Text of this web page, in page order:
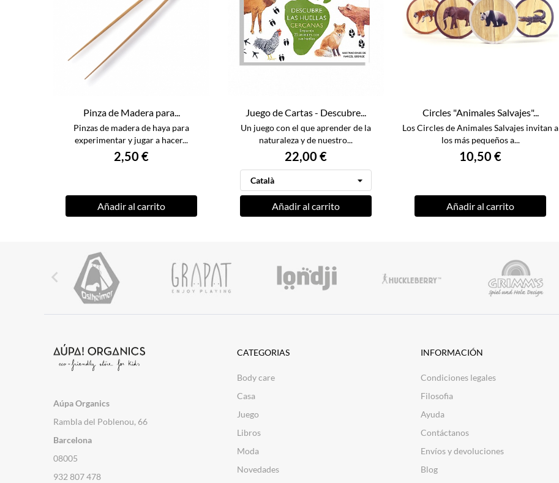
Pinza de Madera para...
Pinzas de madera de haya para
experimentar y jugar a hacer...
2,50 €
Añadir al carrito
Juego de Cartas - Descubre...
Un juego con el que aprender de la
naturaleza y de nuestro...
22,00 €
Añadir al carrito
Circles "Animales Salvajes"...
Los Circles de Animales Salvajes invitan a
los más pequeños a...
10,50 €
Añadir al carrito

Aúpa Organics
Rambla del Poblenou, 66
Barcelona
08005
932 807 478
CATEGORIAS
Body care
Casa
Juego
Libros
Moda
Novedades
INFORMACIÓN
Condiciones legales
Filosofia
Ayuda
Contáctanos
Envíos y devoluciones
Blog